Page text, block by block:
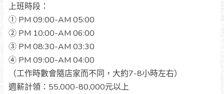
上班時段：
① PM 09:00-AM 05:00
② PM 10:00-AM 06:00
③ PM 08:30-AM 03:30
④ PM 09:00-AM 04:00
（工作時數會隨店家而不同，大約7-8小時左右）
週薪計領：55,000-80,000元以上